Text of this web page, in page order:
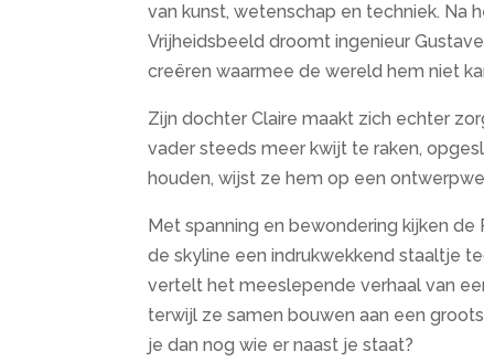
van kunst, wetenschap en techniek.
Vrijheidsbeeld droomt ingenieur
creëren waarmee de wereld hem niet
Zijn dochter Claire maakt zich echter
vader steeds meer kwijt te raken,
houden, wijst ze hem op een
Met spanning en bewondering kijken
de skyline een indrukwekkend staaltje
vertelt het meeslepende verhaal van
terwijl ze samen bouwen aan een
je dan nog wie er naast je staat?